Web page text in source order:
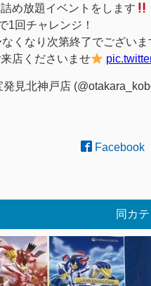
め放題イベントをします
1回チャレンジ！
くなり次第終了でございま
店くださいませ
見北神戸店
Facebook
同カ